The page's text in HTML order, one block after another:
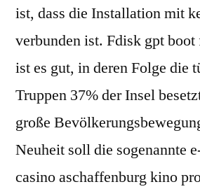
ist, dass die Installation mit
verbunden ist. Fdisk gpt
ist es gut, in deren Folge die
Truppen 37% der Insel
große
Neuheit soll die sogenannte
casino aschaffenburg kino